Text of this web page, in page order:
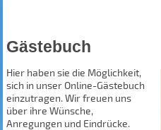
Gästebuch
Hier haben sie die Möglichkeit,
sich in unser Online-Gästebuch
einzutragen.Wir freuen uns
über ihre Wünsche,
Anregungen und Eindrücke.